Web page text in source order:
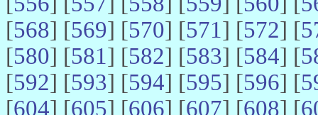
[568] [569] [570] [571] [572] [
[580] [581] [582] [583] [584] [
[592] [593] [594] [595] [596] [
[604] [605] [606] [607] [608] [